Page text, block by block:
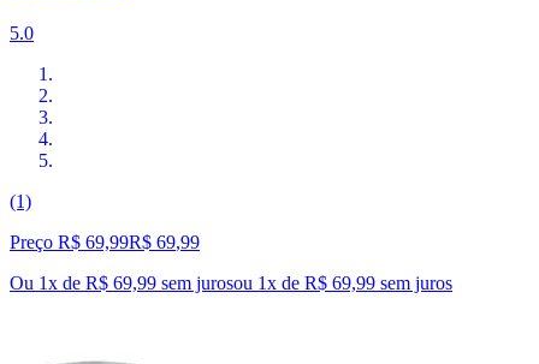
5.0
(1)
Preço R$ 69,99R$ 69,99
Ou 1x de R$ 69,99 sem jurosou 1x de R$ 69,99 sem juros